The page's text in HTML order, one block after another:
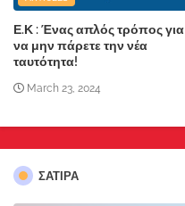
Ε.Κ : Ένας απλός τρόπος για
να μην πάρετε την νέα
ταυτότητα!
March 23, 2024
ΣΑΤΙΡΑ